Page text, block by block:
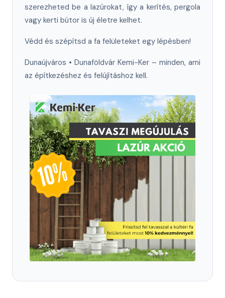
szerezheted be a lazúrokat, így a kerítés, pergola
vagy kerti bútor is új életre kelhet.
Védd és szépítsd a fa felületeket egy lépésben!
Dunaújváros • Dunaföldvár Kemi-Ker – minden, ami
az építkezéshez és felújításhoz kell.